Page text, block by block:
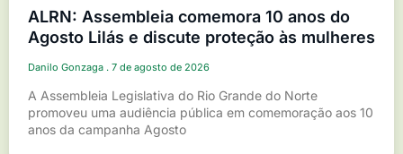
ALRN: Assembleia comemora 10 anos do
Agosto Lilás e discute proteção às mulheres
Danilo Gonzaga 7 de agosto de 2026
A Assembleia Legislativa do Rio Grande do Norte
promoveu uma audiência pública em comemoração aos 10
anos da campanha Agosto